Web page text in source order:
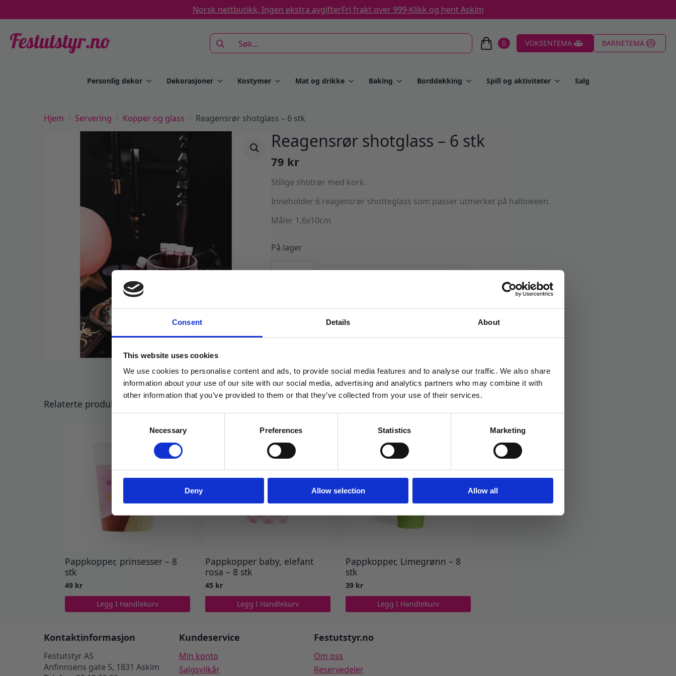
Consent Details About
This website uses cookies
We use cookies to personalise content and ads, to provide social media features and to analyse our traffic. We also share
information about your use of our site with our social media, advertising and analytics partners who may combine it with
other information that you’ve provided to them or that they’ve collected from your use of their services.
Necessary Preferences Statistics Marketing
Deny Allow selection Allow all
Norsk nettbutikk, Ingen ekstra avgifterFri frakt over 999-Klikk og hent Askim
Search
for:
0 VOKSENTEMA BARNETEMA
Personlig dekor Dekorasjoner Kostymer Mat og drikke Baking Borddekking Spill og aktiviteter Salg
Hjem Servering Kopper og glass Reagensrør shotglass – 6 stk
Reagensrør shotglass – 6 stk
79 kr
Stilige shotrør med kork.
Inneholder 6 reagensrør shotteglass som passer utmerket på halloween.
Måler 1,6x10cm
På lager
shotglass
107518Kategorier: Halloween
Relaterte produkter
Pappkopper, prinsesser – 8
stk
49 kr
Legg I Handlekurv
Pappkopper baby, elefant
rosa – 8 stk
45 kr
Legg I Handlekurv
Pappkopper, Limegrønn – 8
stk
39 kr
Legg I Handlekurv
Kontaktinformasjon
Festutstyr AS
Anfinnsens gate 5, 1831 Askim
Kundeservice
Min konto
Salgsvilkår
Festutstyr.no
Om oss
Reservedeler
få eksklusive tilbud og masse
inspirasjon rett i innboksen
Ja takk! Jeg vil gjerne få brev fra dere!